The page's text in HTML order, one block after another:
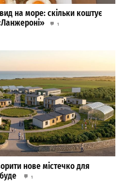
вид на море: скільки коштує
1
нове містечко для
1